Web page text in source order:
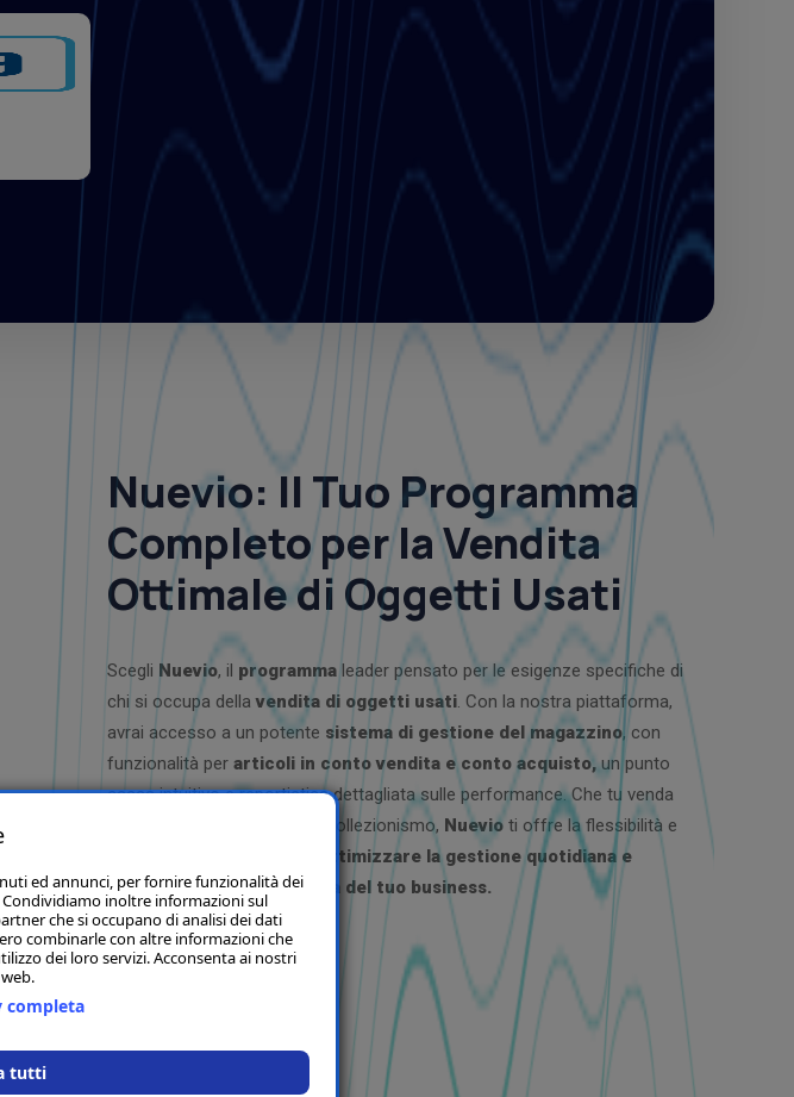
Nuevio: Il Tuo Programma
Completo per la Vendita
Ottimale di Oggetti Usati
Scegli Nuevio, il programma leader pensato per le esigenze specifiche di
chi si occupa dellavendita di oggetti usati. Con la nostra piattaforma,
avrai accesso a un potente sistema di gestione del magazzino, con
funzionalità per articoli in conto vendita e conto acquisto,un punto
cassa intuitivo e reportistica dettagliata sulle performance. Che tu venda
mobili, abbigliamento, libri o collezionismo, Nuevio ti offre la flessibilità e
ottimizzare la gestione quotidiana e
concentrarti sulla crescita del tuo business.
ed annunci, per fornire funzionalità dei
inoltre informazioni sul
che si occupano di analisi dei dati
combinarle con altre informazioni che
dei loro servizi. Acconsenta ai nostri
completa
tutti